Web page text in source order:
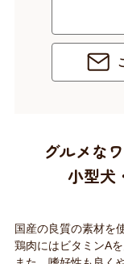
グルメな
小型犬
国産の良質の素材を
鶏肉にはビタミンA